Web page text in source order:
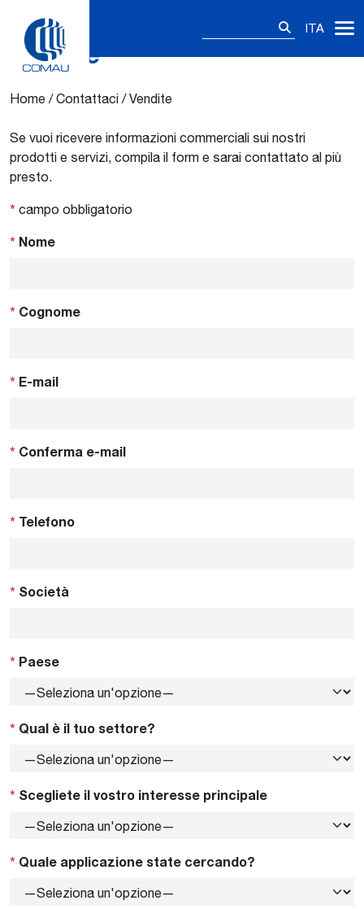
ITA
Vendite
Home /Contattaci /Vendite
Se vuoi ricevere informazioni commerciali sui nostri
prodotti e servizi, compila il form e sarai contattato al più
presto.
* campo obbligatorio
* Nome
* Cognome
* E-mail
* Conferma e-mail
* Telefono
* Società
* Paese
* Qual è il tuo settore?
* Scegliete il vostro interesse principale
* Quale applicazione state cercando?